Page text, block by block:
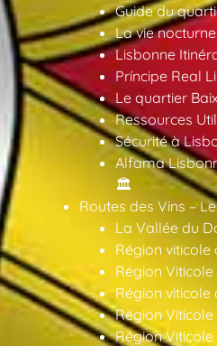
Guide du
La vie
Lisbonne
Príncipe Real
Le quartier
Ressources
Sécurité à
Alfama
🏛️
Routes des Vins –
La Vallée du
Région
Région Viticole
Région viticole
Région
Région